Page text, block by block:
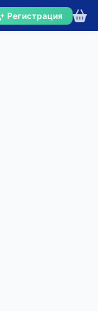
Регистрация